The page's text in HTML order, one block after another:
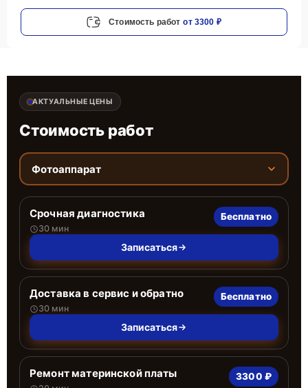
Стоимость работ от 3300 ₽
АКТУАЛЬНЫЕ ЦЕНЫ
Стоимость работ
Фотоаппарат
Срочная диагностика
30 мин
Бесплатно
Записаться
Доставка в сервис и обратно
30 мин
Бесплатно
Записаться
Ремонт материнской платы 3300 ₽